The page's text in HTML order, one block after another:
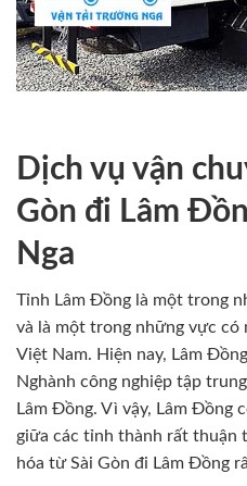
Dịch vụ vận
Gòn đi Lâm
Nga
Tỉnh Lâm Đồng là một trong
và là một trong những vực
Việt Nam. Hiện nay, Lâm
Nghành công nghiệp tập
Lâm Đồng. Vì vậy, Lâm Đồng
giữa các tỉnh thành rất thuận
hóa từ Sài Gòn đi Lâm Đồng